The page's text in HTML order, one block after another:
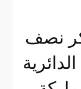
نصف